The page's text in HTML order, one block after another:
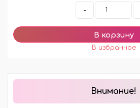
-
Внимание!